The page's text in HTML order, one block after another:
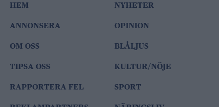
HEM
ANNONSERA
OM OSS
TIPSA OSS
RAPPORTERA FEL
NYHETER
OPINION
BLÅLJUS
KULTUR/NÖJE
SPORT